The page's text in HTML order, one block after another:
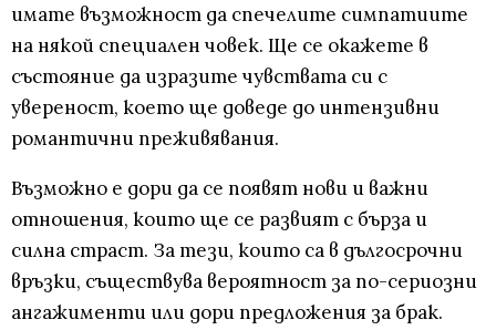
имате възможност да спечелите симпатиите
на някой специален човек. Ще се окажете в
състояние да изразите чувствата си с
увереност, което ще доведе до интензивни
романтични преживявания.
Възможно е дори да се появят нови и важни
отношения, които ще се развият с бърза и
силна страст. За тези, които са в дългосрочни
връзки, съществува вероятност за по-сериозни
ангажименти или дори предложения за брак.